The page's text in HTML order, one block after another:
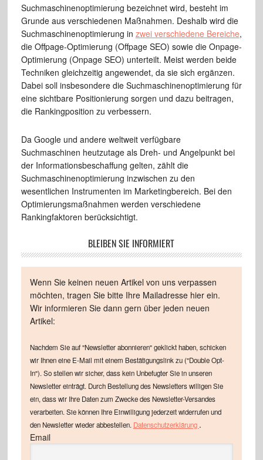
Suchmaschinenoptimierung bezeichnet wird, besteht im
Grunde aus verschiedenen Maßnahmen. Deshalb wird die
Suchmaschinenoptimierung in zwei verschiedene Bereiche,
die Offpage-Optimierung (Offpage SEO) sowie die Onpage-
Optimierung (Onpage SEO) unterteilt. Meist werden beide
Techniken gleichzeitig angewendet, da sie sich ergänzen.
Dabei soll insbesondere die Suchmaschinenoptimierung für
eine sichtbare Positionierung sorgen und dazu beitragen,
die Rankingposition zu verbessern.
Da Google und andere weltweit verfügbare
Suchmaschinen heutzutage als Dreh- und Angelpunkt bei
der Informationsbeschaffung gelten, zählt die
Suchmaschinenoptimierung inzwischen zu den
wesentlichen Instrumenten im Marketingbereich. Bei den
Optimierungsmaßnahmen werden verschiedene
Rankingfaktoren berücksichtigt.
BLEIBEN SIE INFORMIERT
Wenn Sie keinen neuen Artikel von uns verpassen
möchten, tragen Sie bitte Ihre Mailadresse hier ein.
Wir informieren Sie dann gern über jeden neuen
Artikel:
Nachdem Sie auf "Newsletter abonnieren" geklickt haben, schicken
wir Ihnen eine E-Mail mit einem Bestätigungslink zu ("Double Opt-
In"). So stellen wir sicher, dass kein Unbefugter Sie in unseren
Newsletter einträgt. Durch Bestellung des Newsletters willigen Sie
ein, dass wir Ihre Daten zum Zwecke des Newsletter-Versandes
verarbeiten. Sie können Ihre Einwilligung jederzeit widerrufen und
den Newsletter wieder abbestellen. Datenschutzerklärung .
Email